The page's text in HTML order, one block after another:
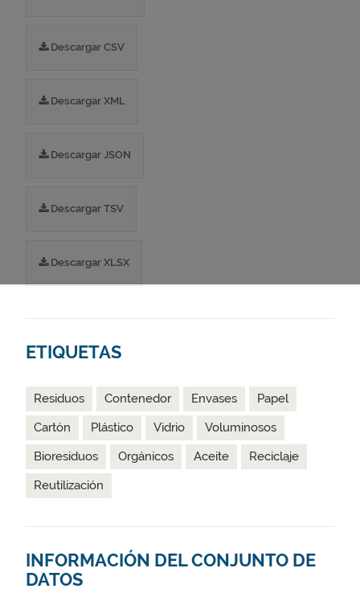
Descargar CSV
Descargar XML
Descargar JSON
Descargar TSV
Descargar XLSX
ETIQUETAS
Residuos Contenedor Envases
Papel
Cartón
Plástico Vidrio
Voluminosos
Bioresiduos
Orgánicos Aceite
Reciclaje
Reutilización
INFORMACIÓN DEL CONJUNTO DE
DATOS